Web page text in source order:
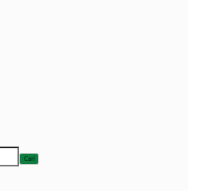
Cari